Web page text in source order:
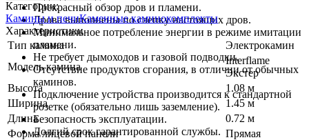
Прекрасный обзор дров и пламени.
Дрова выполнены по слепку настоящих дров.
Минимальное потребление энергии в режиме имитации
пламени.
Не требует дымоходов и газовой подводки.
Отсутствие продуктов сгорания, в отличии от обычных
каминов.
Подключение устройства производится к стандартной
розетке (обязательно лишь заземление).
Безопасность эксплуатации.
Долгий срок гарантированной службы.
Категории:
Камины и печиКаменные каминокомплекты
Характеристики
Тип камина
Электрокамин
Модель камина
Interflame
Экстер
Высота
1.08 м
Ширина
1.45 м
Длина
0.72 м
Форма лицевой панели
Прямая